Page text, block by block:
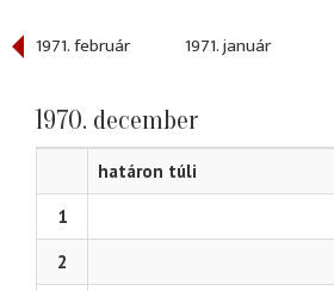
1971. február 1971. január
1970. december
határon túli
1
2